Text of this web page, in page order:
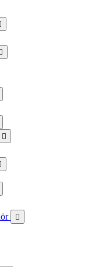


